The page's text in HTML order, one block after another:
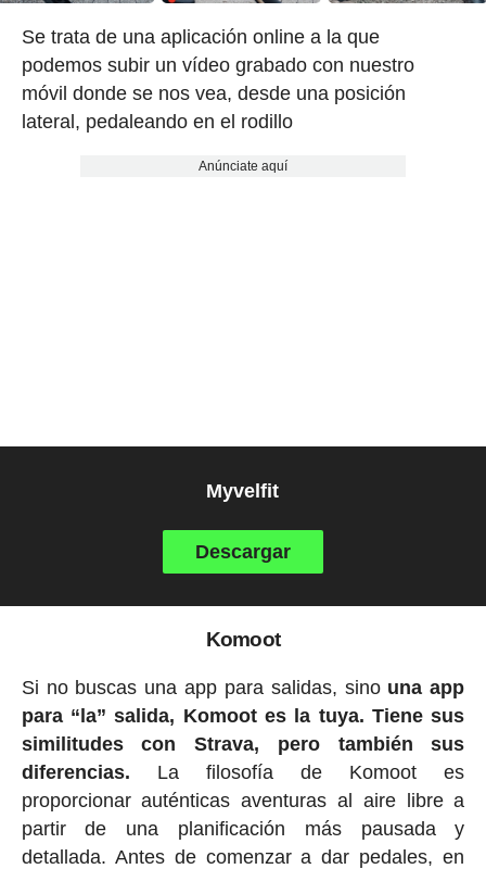
Se trata de una aplicación online a la que
podemos subir un vídeo grabado con nuestro
móvil donde se nos vea, desde una posición
lateral, pedaleando en el rodillo
Anúnciate aquí
Myvelfit
Descargar
Komoot
Si no buscas una app para salidas, sino una app
para “la” salida, Komoot es la tuya. Tiene sus
similitudes con Strava, pero también sus
diferencias. La filosofía de Komoot es
proporcionar auténticas aventuras al aire libre a
partir de una planificación más pausada y
detallada. Antes de comenzar a dar pedales, en